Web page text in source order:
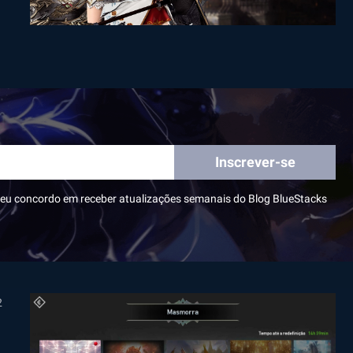
Inscrever-se
concordo em receber atualizações semanais do Blog BlueStacks